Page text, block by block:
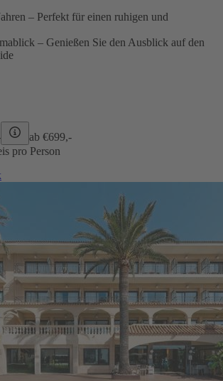
– Perfekt für einen ruhigen und
– Genießen Sie den Ausblick auf den
ab €699,-
pro Person